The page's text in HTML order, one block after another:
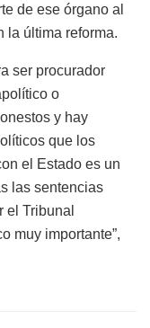
de ese órgano al
la última reforma.
ser procurador
o
y hay
que los
el Estado es un
las sentencias
el Tribunal
muy importante”,